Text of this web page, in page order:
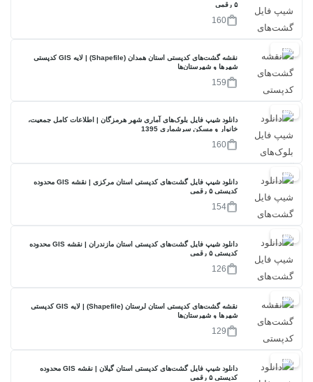
۵ رقمی
160
30%
نقشه گشت‌های کدپستی استان همدان (Shapefile) | لایه GIS کدپستی
شهرها و شهرستان‌ها
159
30%
دانلود شیپ فایل بلوک‌های آماری شهر هرمزگان | اطلاعات کامل جمعیت،
خانوار و مسکن سرشماری 1395
160
30%
دانلود شیپ فایل گشت‌های کدپستی استان مرکزی | نقشه GIS محدوده
کدپستی ۵ رقمی
154
20%
دانلود شیپ فایل گشت‌های کدپستی استان مازندران | نقشه GIS محدوده
کدپستی ۵ رقمی
126
30%
نقشه گشت‌های کدپستی استان لرستان (Shapefile) | لایه GIS کدپستی
شهرها و شهرستان‌ها
129
20%
دانلود شیپ فایل گشت‌های کدپستی استان گیلان | نقشه GIS محدوده
کدپستی ۵ رقمی